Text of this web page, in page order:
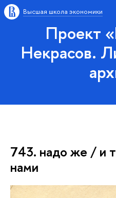
Высшая школа экономики
Проект
Некрасов.
743. надо же / и
нами